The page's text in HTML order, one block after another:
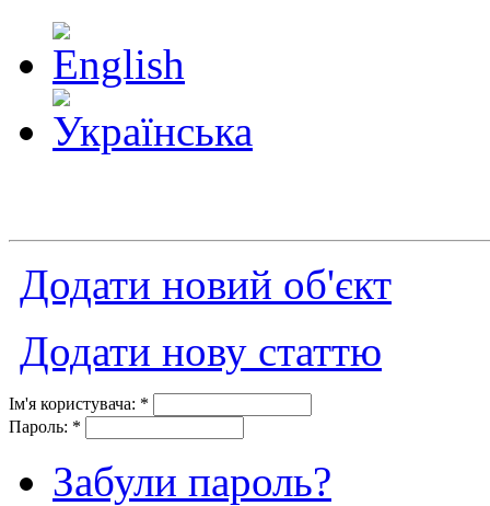
Додати новий об'єкт
Додати нову статтю
Ім'я користувача: *
Пароль: *
Забули пароль?